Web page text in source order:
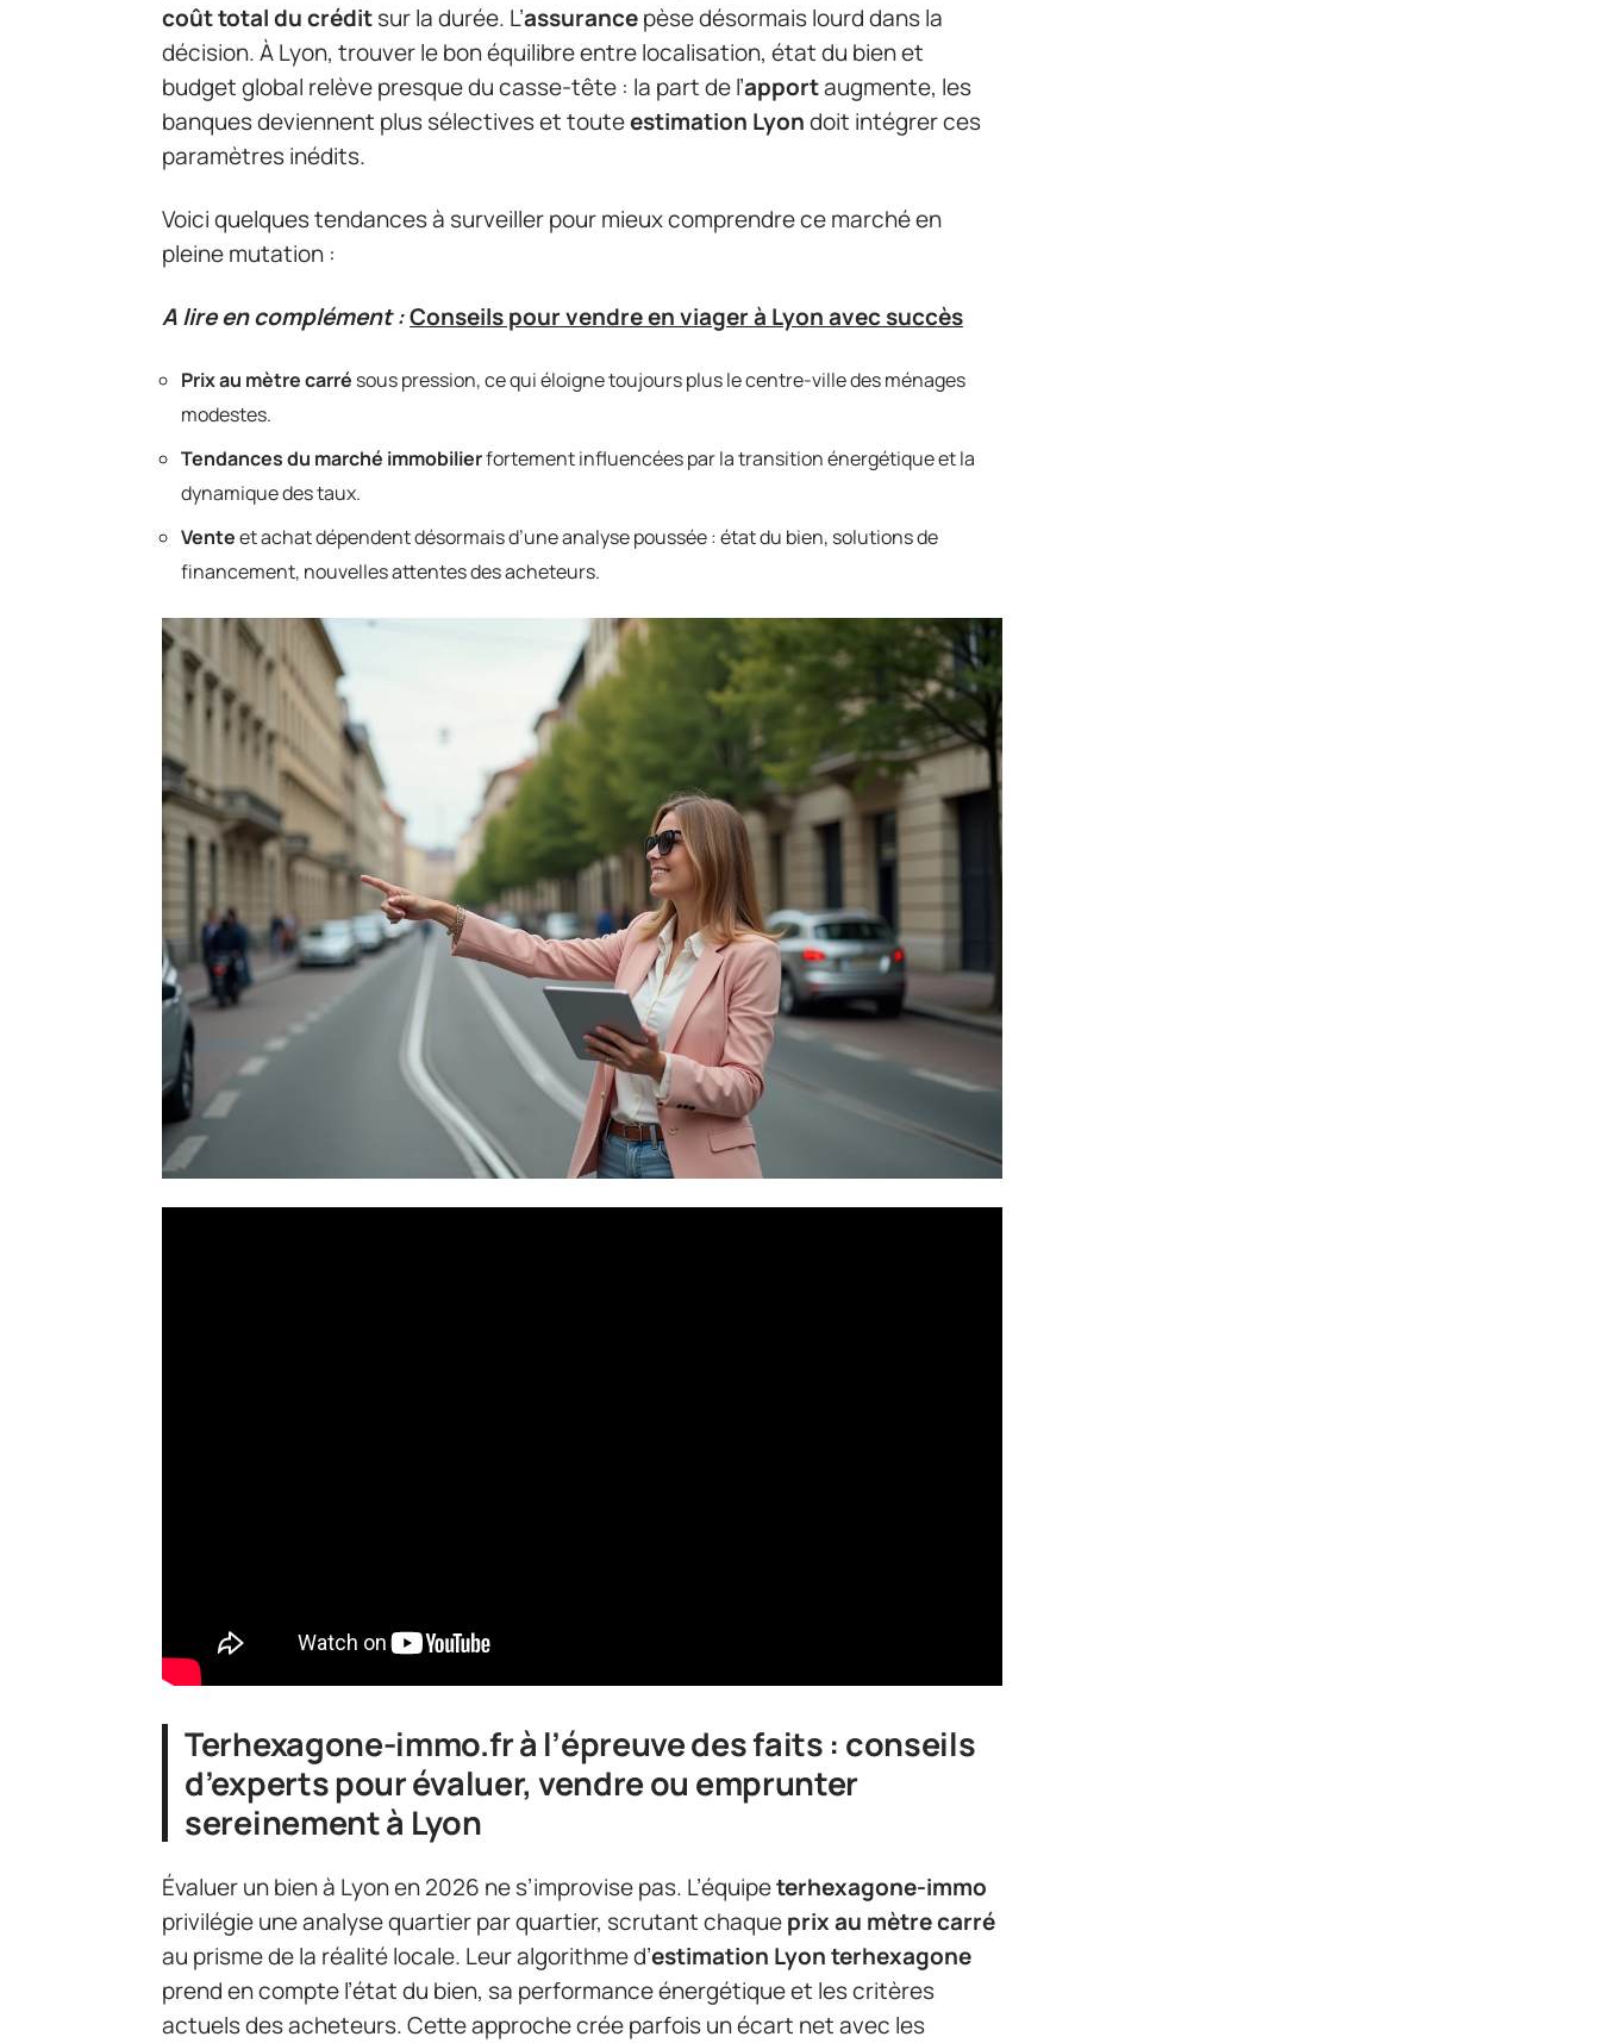
coût total du créditsur la durée. L’assurancepèse désormais lourd dans la
décision. À Lyon, trouver le bon équilibre entre localisation, état du bien et
budget global relève presque du casse-tête : la part de l’apportaugmente, les
banques deviennent plus sélectives et touteestimation Lyondoit intégrer ces
paramètres inédits.
Voici quelques tendances à surveiller pour mieux comprendre ce marché en
pleine mutation :
A lire en complément :Conseils pour vendre en viager à Lyon avec succès
Prix au mètre carré sous pression, ce qui éloigne toujours plus le centre-ville des ménages
modestes.
Tendances du marché immobilierfortement influencées par la transition énergétique et la
dynamique des taux.
Venteet achat dépendent désormais d’une analyse poussée : état du bien, solutions de
financement, nouvelles attentes des acheteurs.
Terhexagone-immo.fr à l’épreuve des faits : conseils
d’experts pour évaluer, vendre ou emprunter
sereinement à Lyon
Évaluer un bien à Lyon en 2026 ne s’improvise pas. L’équipeterhexagone-immo
privilégie une analyse quartier par quartier, scrutant chaqueprix au mètre carré
au prisme de la réalité locale. Leur algorithme d’estimation Lyon terhexagone
prend en compte l’état du bien, sa performance énergétique et les critères
actuels des acheteurs. Cette approche crée parfois un écart net avec les